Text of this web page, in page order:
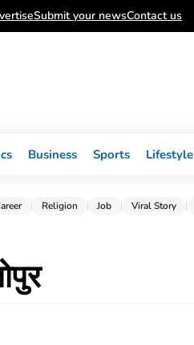
Submit your newsContact us
Business Sports Lifestyle
Religion Job Viral Story